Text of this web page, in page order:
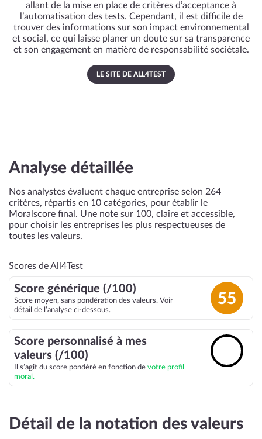
allant de la mise en place de critères d’acceptance à
l’automatisation des tests. Cependant, il est difficile de
trouver des informations sur son impact environnemental
et social, ce qui laisse planer un doute sur sa transparence
et son engagement en matière de responsabilité sociétale.
LE SITE DE ALL4TEST
Analyse détaillée
Nos analystes évaluent chaque entreprise selon 264
critères, répartis en 10 catégories, pour établir le
Moralscore final. Une note sur 100, claire et accessible,
pour choisir les entreprises les plus respectueuses de
toutes les valeurs.
Scores de All4Test
Score générique (/100)
Score moyen, sans pondération des valeurs. Voir
détail de l’analyse ci-dessous.
55
Score personnalisé à mes
valeurs (/100)
Il s’agit du score pondéré en fonction de votre profil
moral.
Détail de la notation des valeurs